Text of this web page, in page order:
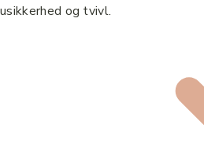
usikkerhed og tvivl.